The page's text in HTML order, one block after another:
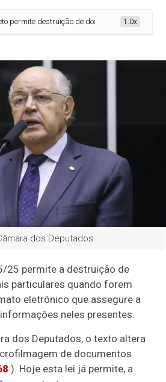
destruição de documentos originais
1.0x
dos Deputados
25 permite a destruição de
particulares quando forem
eletrônico que assegure a
neles presentes.
dos Deputados, o texto altera
de documentos
). Hoje esta lei já permite, a